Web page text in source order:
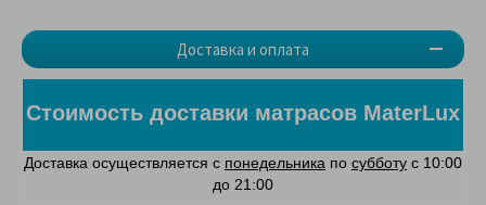
Доставка и оплата
Стоимость доставки матрасов MaterLux
Доставка осуществляется с понедельника по субботу с 10:00
до 21:00